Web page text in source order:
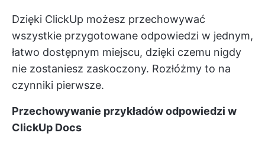
Dzięki ClickUp możesz przechowywać
wszystkie przygotowane odpowiedzi w jednym,
łatwo dostępnym miejscu, dzięki czemu nigdy
nie zostaniesz zaskoczony. Rozłóżmy to na
czynniki pierwsze.
Przechowywanie przykładów odpowiedzi w
ClickUp Docs